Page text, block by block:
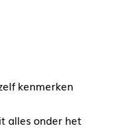
kenmerken
alles onder het